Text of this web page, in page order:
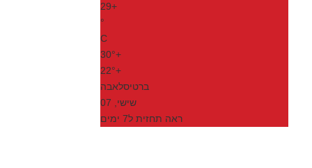
+
29
°
C
+
30°
+
22°
ברטיסלאבה
שישי, 07
ראה תחזית ל7 ימים